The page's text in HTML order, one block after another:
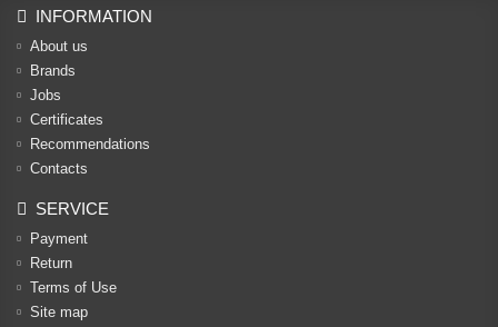
INFORMATION
About us
Brands
Jobs
Certificates
Recommendations
Contacts
SERVICE
Payment
Return
Terms of Use
Site map